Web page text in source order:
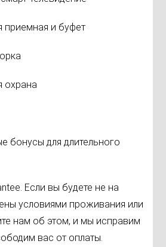
приемная и буфет
охрана
бонусы для длительного
Если вы будете не на
условиями проживания или
нам об этом, и мы исправим
вас от оплаты.